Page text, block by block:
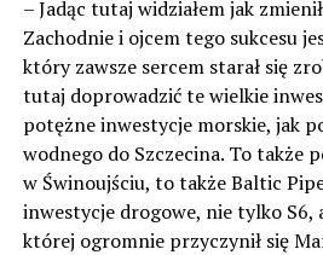
– Jadąc tutaj widziałem jak
Zachodnie i ojcem tego sukcesu
który zawsze sercem starał się
tutaj doprowadzić te wielkie
potężne inwestycje morskie, jak
wodnego do Szczecina. To także
w Świnoujściu, to także Baltic
inwestycje drogowe, nie tylko S6,
której ogromnie przyczynił się